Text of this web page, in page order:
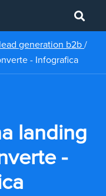
lead generation b2b /
- Infografica
landing
-